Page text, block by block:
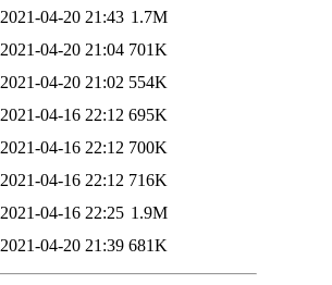
2021-04-20 21:43 1.7M
2021-04-20 21:04 701K
2021-04-20 21:02 554K
2021-04-16 22:12 695K
2021-04-16 22:12 700K
2021-04-16 22:12 716K
2021-04-16 22:25 1.9M
2021-04-20 21:39 681K